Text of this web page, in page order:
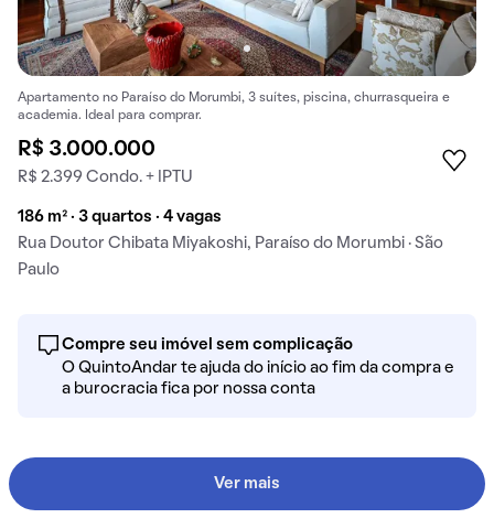
Apartamento no Paraíso do Morumbi, 3 suítes, piscina, churrasqueira e
academia. Ideal para comprar.
R$ 3.000.000
R$ 2.399 Condo. + IPTU
186 m² · 3 quartos · 4 vagas
Rua Doutor Chibata Miyakoshi, Paraíso do Morumbi · São
Paulo
Compre seu imóvel sem complicação
O QuintoAndar te ajuda do início ao fim da compra e
a burocracia fica por nossa conta
Ver mais